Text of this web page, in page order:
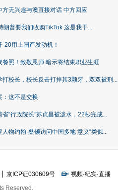
方无兴趣与澳直接对话 中方回应
朗普要我们收购TikTok 这是我干...
20用上国产发动机！
餐照！致敬恩师 暗示将结束职业生涯
打校长，校长反击打掉其3颗牙，双双被刑...
：这不是交换
“行政院长”苏贞昌被泼水，22秒完成...
物约翰·桑顿访问中国多地 意义“类似...
京ICP证030609号 视频·纪实·直播
Reserved.